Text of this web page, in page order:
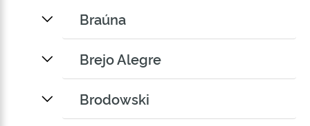
Braúna
Brejo Alegre
Brodowski